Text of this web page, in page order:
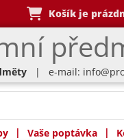
Košík je
| e-mail:
| Vaše poptávka |